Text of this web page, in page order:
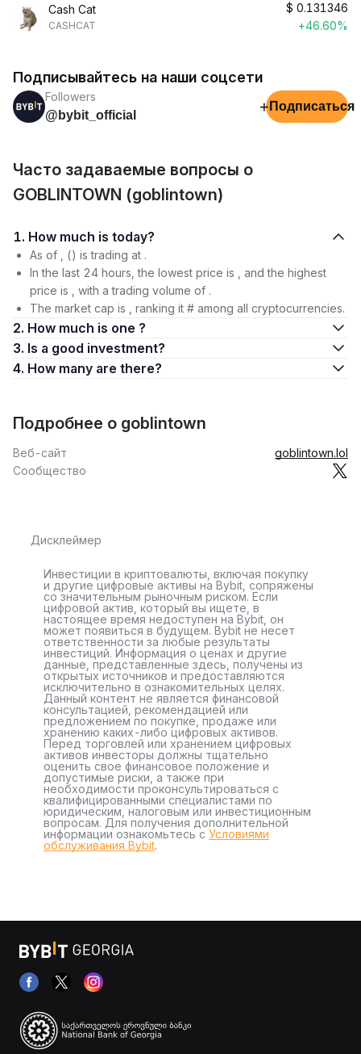
Cash Cat
CASHCAT
$ 0.131346
+46.60%
Подписывайтесь на наши соцсети
Followers
@bybit_official
+ Подписаться
Часто задаваемые вопросы о
GOBLINTOWN (goblintown)
1. How much is today?
As of , () is trading at .
In the last 24 hours, the lowest price is , and the highest
price is , with a trading volume of .
The market cap is , ranking it # among all cryptocurrencies.
2. How much is one ?
3. Is a good investment?
4. How many are there?
Подробнее о goblintown
Веб-сайт
goblintown.lol
Сообщество
Дисклеймер
Инвестиции в криптовалюты, включая покупку
и другие цифровые активы на Bybit, сопряжены
со значительным рыночным риском. Если
цифровой актив, который вы ищете, в
настоящее время недоступен на Bybit, он
может появиться в будущем. Bybit не несет
ответственности за любые результаты
инвестиций. Информация о ценах и другие
данные, представленные здесь, получены из
открытых источников и предоставляются
исключительно в ознакомительных целях.
Данный контент не является финансовой
консультацией, рекомендацией или
предложением по покупке, продаже или
хранению каких-либо цифровых активов.
Перед торговлей или хранением цифровых
активов инвесторы должны тщательно
оценить свое финансовое положение и
допустимые риски, а также при
необходимости проконсультироваться с
квалифицированными специалистами по
юридическим, налоговым или инвестиционным
вопросам. Для получения дополнительной
информации ознакомьтесь с Условиями
обслуживания Bybit.